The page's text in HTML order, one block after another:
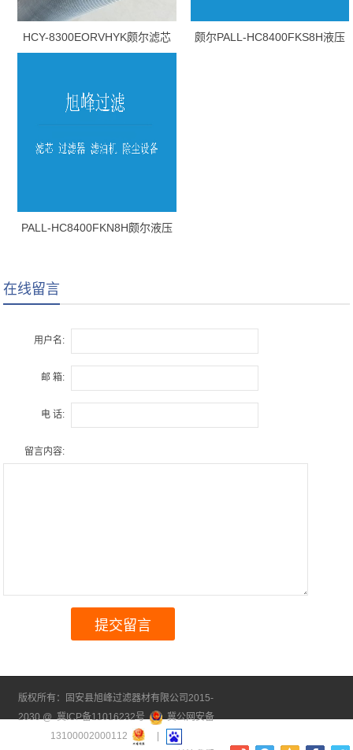
HCY-8300EORVHYK颇尔滤芯
颇尔PALL-HC8400FKS8H液压
PALL-HC8400FKN8H颇尔液压
在线留言
用户名:
邮 箱:
电 话:
留言内容:
版权所有：固安县旭峰过滤器材有限公司2015-
2030 @冀ICP备11016232号
冀公网安备
13100002000112